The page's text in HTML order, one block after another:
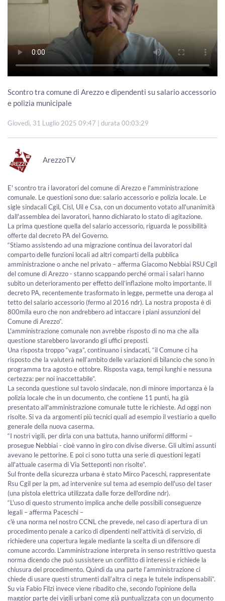
Scontro tra comune di Arezzo e dipendenti su salario accessorio
e polizia municipale
Giovedì, 31 Luglio 2025 09:47 | durata 00:03:29
ArezzoTV
E' scontro tra i lavoratori del comune di Arezzo e l'amministrazione
comunale. Le questioni sono due: salario accessorio e polizia locale. Le
sigle sindacali Cgil, Cisl, Uil e Csa, con un documento votato all'unanimità
dall'assemblea dei lavoratori, hanno dichiarato lo stato di agitazione.
La prima questione quella del salario accessorio, riguarda le possibilità
offerte dal decreto PA del Governo.
“Stiamo assistendo ad una migrazione continua dei lavoratori dal
comparto delle funzioni locali ad altri comparti della pubblica
amministrazione o anche nel privato – afferma Giacomo Nebbiai RSU Cgil
del comune di Arezzo - stanno scappando perché ormai i salari hanno
subito un deterioramento per effetto dell’inflazione molto importante. Il
decreto PA, recentemente trasformato in legge, permette una deroga al
tetto del salario accessorio (fermo al 2016 ndr). La nostra proposta è di
800mila euro che non andrebbero ad intaccare i piani assunzioni del
Comune di Arezzo”.
L'amministrazione comunale non avrebbe risposto di no ma che alla
questione starebbero lavorando gli uffici preposti.
Una risposta troppo “vaga”, continuano i sindacati, “il Comune ci ha
risposto che la valuterà nell’ambito delle variazioni di bilancio che sono in
programma tra agosto e ottobre. Risposta vaga, tempi lunghi e nessuna
certezza: per noi inaccettabile”.
La seconda questione sul tavolo sindacale, non di minore importanza è la
polizia locale che in un documento, che contiene 11 punti, ha già
presentato all'amministrazione comunale tutte le richieste. Ad oggi non
risolte. Si va da argomenti più tecnici quali ad esempio il vestiario a quello
generale della nuova caserma.
“I nostri vigili, per dirla con una battuta, hanno uniformi difformi –
prosegue Nebbiai - cioè vanno in giro con divise diverse. Gli ultimi assunti
avevano le pettorine. E poi ci sono tutta una serie di questioni legati
all'attuale caserma di Via Setteponti non risolte”.
Sul fronte della sicurezza urbana è stato Mirco Paceschi, rappresentate
Rsu Cgil per la pm, ad intervenire sul tema ad esempio dell'uso del taser
(una pistola elettrica utilizzata dalle forze dell'ordine ndr).
“L'uso di questo strumento implica anche delle possibili conseguenze
legali – afferma Paceschi –
c'è una norma nel nostro CCNL che prevede, nel caso di apertura di un
procedimento penale a carico di dipendenti nell’attività di servizio, di
richiedere una copertura legale mediante la scelta di un difensore di
comune accordo. L’amministrazione interpreta in senso restrittivo questa
norma dicendo che può sussistere un conflitto di interessi e richiede la
chiusura del procedimento. Quindi da una parte l’amministrazione ci
chiede di usare questi strumenti dall’altra ci nega le tutele indispensabili”.
Su via Fabio Filzi invece viene ribadito che, secondo l'opinione della
maggior parte dei vigili urbani come già puntualizzata con un documento